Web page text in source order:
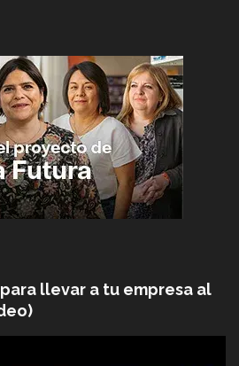
llevar a tu empresa al